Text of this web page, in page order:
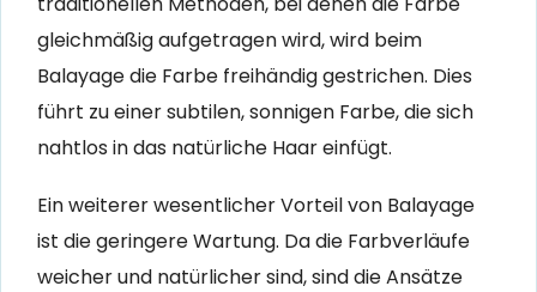
gleichmäßig aufgetragen wird, wird beim
Balayage die Farbe freihändig gestrichen. Dies
führt zu einer subtilen, sonnigen Farbe, die sich
nahtlos in das natürliche Haar einfügt.
Ein weiterer wesentlicher Vorteil von Balayage
ist die geringere Wartung. Da die Farbverläufe
weicher und natürlicher sind, sind die Ansätze